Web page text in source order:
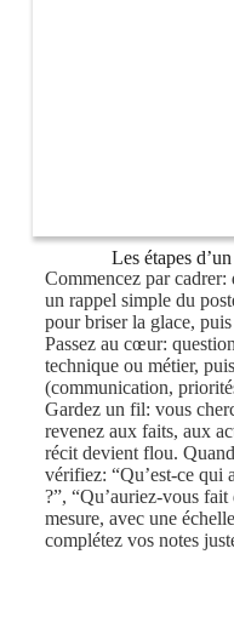
Les étapes
Commencez par cadrer:
un rappel simple du
pour briser la glace,
Passez au cœur:
technique ou métier,
(communication,
Gardez un fil: vous
revenez aux faits, aux
récit devient flou.
vérifiez: “Qu’est-ce qui
?”, “Qu’auriez-vous
mesure, avec une
complétez vos notes